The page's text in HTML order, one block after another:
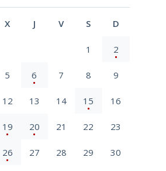
X J V S D
1 2
5 6 7 8 9
12 13 14 15 16
19 20 21 22 23
26 27 28 29 30